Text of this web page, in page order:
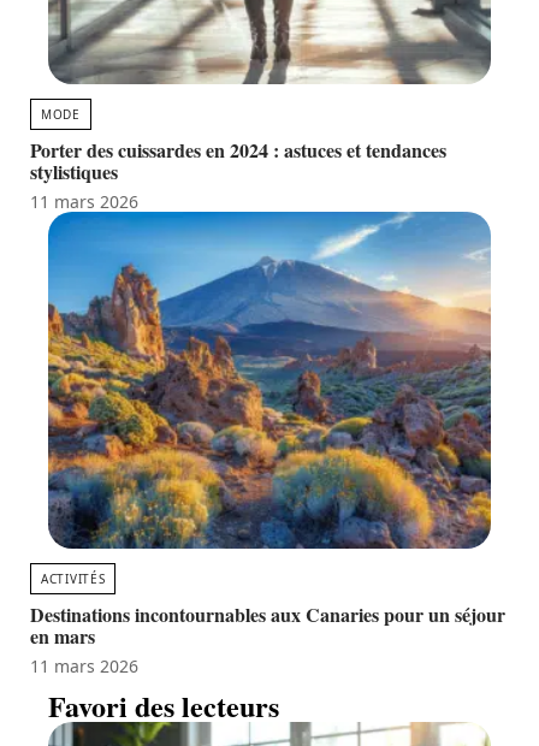
MODE
Porter des cuissardes en 2024 : astuces et tendances
stylistiques
11 mars 2026
ACTIVITÉS
Destinations incontournables aux Canaries pour un séjour
en mars
11 mars 2026
Favori des lecteurs